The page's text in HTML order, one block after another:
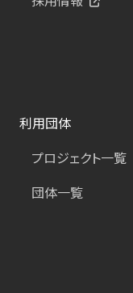
利用団体
プロジェクト一覧
団体一覧